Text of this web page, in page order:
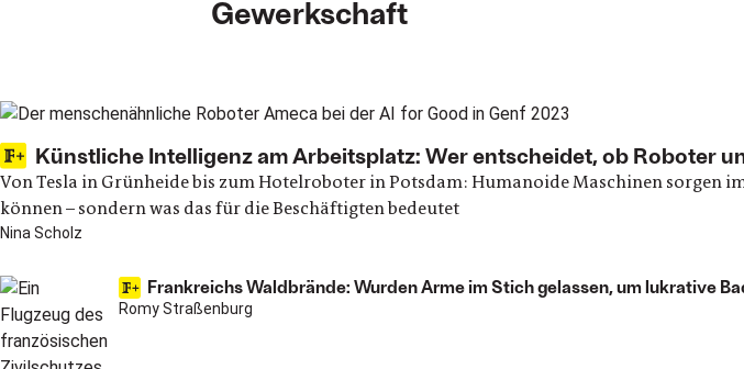
Gewerkschaft
Main articles
Künstliche Intelligenz am Arbeitsplatz: Wer entscheidet, ob Roboter
Von Tesla in Grünheide bis zum Hotelroboter in Potsdam: Humanoide Maschinen sorgen
können – sondern was das für die Beschäftigten bedeutet
Nina Scholz
Frankreichs Waldbrände: Wurden Arme im Stich gelassen, um lukrative
Romy Straßenburg